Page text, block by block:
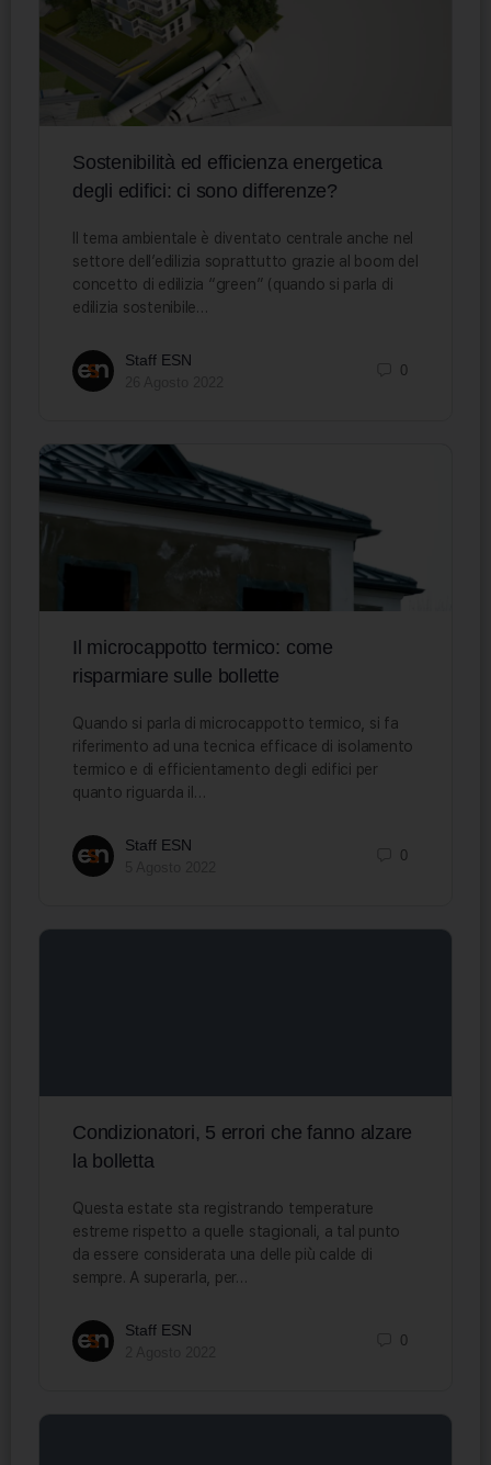
Sostenibilità ed efficienza energetica
degli edifici: ci sono differenze?
Il tema ambientale è diventato centrale anche nel
settore dell’edilizia soprattutto grazie al boom del
concetto di edilizia “green” (quando si parla di
edilizia sostenibile…
Staff ESN
0
Il microcappotto termico: come
risparmiare sulle bollette
Quando si parla di microcappotto termico, si fa
riferimento ad una tecnica efficace di isolamento
termico e di efficientamento degli edifici per
quanto riguarda il…
Staff ESN
0
Condizionatori, 5 errori che fanno alzare
la bolletta
Questa estate sta registrando temperature
estreme rispetto a quelle stagionali, a tal punto
da essere considerata una delle più calde di
sempre. A superarla, per…
Staff ESN
0